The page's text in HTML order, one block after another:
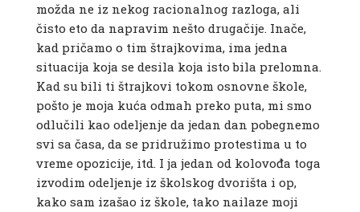
možda ne iz nekog racionalnog razloga, ali
čisto eto da napravim nešto drugačije. Inače,
kad pričamo o tim štrajkovima, ima jedna
situacija koja se desila koja isto bila prelomna.
Kad su bili ti štrajkovi tokom osnovne škole,
pošto je moja kuća odmah preko puta, mi smo
odlučili kao odeljenje da jedan dan pobegnemo
svi sa časa, da se pridružimo protestima u to
vreme opozicije, itd. I ja jedan od kolovođa toga
izvodim odeljenje iz školskog dvorišta i op,
kako sam izašao iz škole, tako nailaze moji